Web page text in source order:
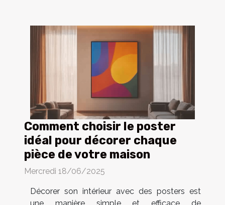
Comment choisir le poster
idéal pour décorer chaque
pièce de votre maison
Mercredi 18/06/2025
Décorer son intérieur avec des posters est